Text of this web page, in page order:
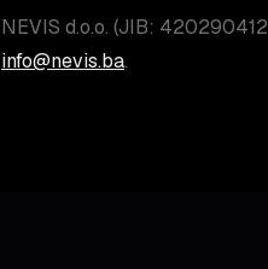
NEVIS d.o.o. (JIB:
info@nevis.ba.